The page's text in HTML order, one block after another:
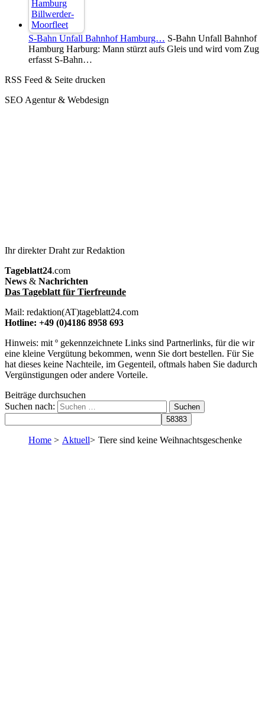
S-Bahn Unfall Bahnhof Hamburg… S-Bahn Unfall Bahnhof
Hamburg Harburg: Mann stürzt aufs Gleis und wird vom Zug
erfasst S-Bahn…
RSS Feed & Seite drucken
SEO Agentur & Webdesign
Ihr direkter Draht zur Redaktion
Tageblatt24.com
News & Nachrichten
Das Tageblatt für Tierfreunde
Mail: redaktion(AT)tageblatt24.com
Hotline: +49 (0)4186 8958 693
Hinweis: mit º gekennzeichnete Links sind Partnerlinks, für die wir
eine kleine Vergütung bekommen, wenn Sie dort bestellen. Für Sie
hat dieses keine Nachteile, im Gegenteil, oftmals haben Sie dadurch
Vergünstigungen oder andere Vorteile.
Beiträge durchsuchen
Suchen nach:
Home > Aktuell> Tiere sind keine Weihnachtsgeschenke